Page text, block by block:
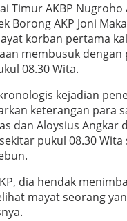
Timur AKBP Nugroho
Borong AKP Joni
korban pertama
membusuk dengan
08.30 Wita.
kejadian
keterangan para
dan Aloysius Angkar
pukul 08.30 Wita
dia hendak
mayat seorang